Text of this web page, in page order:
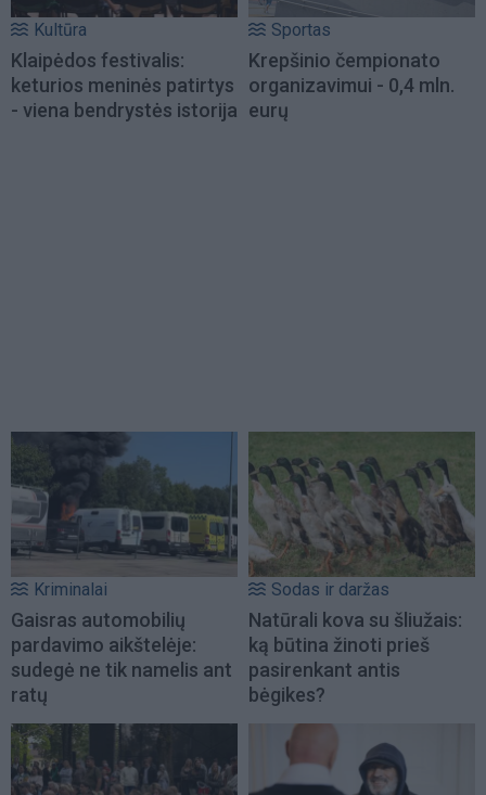
Kultūra
Klaipėdos festivalis:
keturios meninės patirtys
- viena bendrystės istorija
Sportas
Krepšinio čempionato
organizavimui - 0,4 mln.
eurų
Kriminalai
Gaisras automobilių
pardavimo aikštelėje:
sudegė ne tik namelis ant
ratų
Sodas ir daržas
Natūrali kova su šliužais:
ką būtina žinoti prieš
pasirenkant antis
bėgikes?